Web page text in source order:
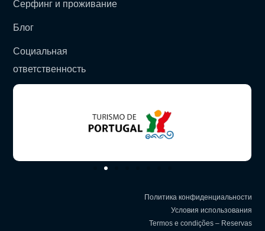
Серфинг и проживание
Блог
Социальная
ответственность
Политика конфиденциальности
Условия использования
Termos e condições – Reservas